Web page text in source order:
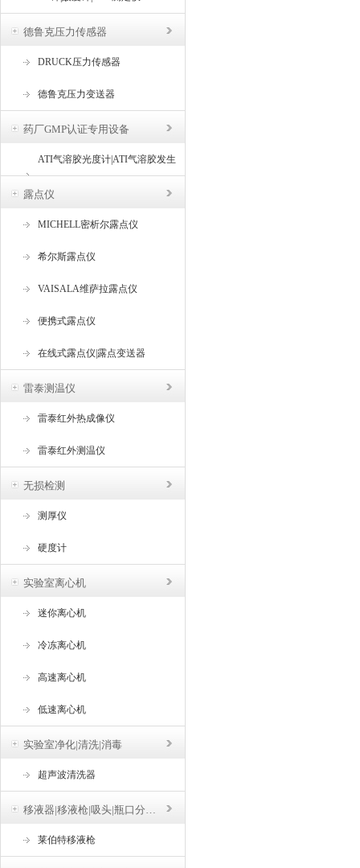
德鲁克压力传感器
DRUCK压力传感器
德鲁克压力变送器
药厂GMP认证专用设备
ATI气溶胶光度计|ATI气溶胶发生
器
露点仪
MICHELL密析尔露点仪
希尔斯露点仪
VAISALA维萨拉露点仪
便携式露点仪
在线式露点仪|露点变送器
雷泰测温仪
雷泰红外热成像仪
雷泰红外测温仪
无损检测
测厚仪
硬度计
实验室离心机
迷你离心机
冷冻离心机
高速离心机
低速离心机
实验室净化|清洗|消毒
超声波清洗器
移液器|移液枪|吸头|瓶口分液器
莱伯特移液枪